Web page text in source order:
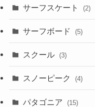
サーフスケート (2)
サーフボード (5)
スクール (3)
スノーピーク (4)
パタゴニア (15)